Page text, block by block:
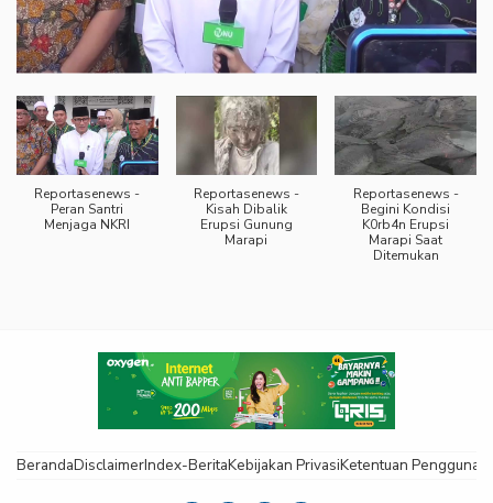
Reportasenews -
Peran Santri
Menjaga NKRI
Reportasenews -
Kisah Dibalik
Erupsi Gunung
Marapi
Reportasenews -
Begini Kondisi
K0rb4n Erupsi
Marapi Saat
Ditemukan
BerandaDisclaimerIndex-BeritaKebijakan PrivasiKetentuan Pengguna